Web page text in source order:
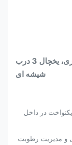
یخچال 3 درب شیشه ای برای فروش تجاری، یخچال 3 درب
شیشه ای
در داخل
و مدیریت رطوبت